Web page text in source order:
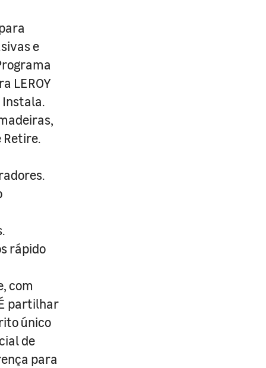
e
LEROY
Instala.
Retire.
rápido
com
partilhar
único
de
para